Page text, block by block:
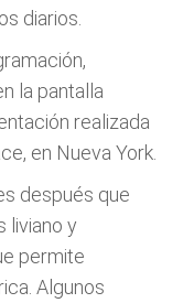
diarios.
la pantalla
realizada
en Nueva York.
después que
liviano y
permite
Algunos